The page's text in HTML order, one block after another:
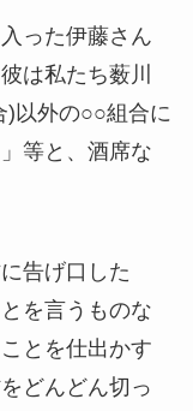
った伊藤さん
は私たち薮川
)以外の○○組合に
等と、酒席な
告げ口した
を言うものな
とを仕出かす
どんどん切っ